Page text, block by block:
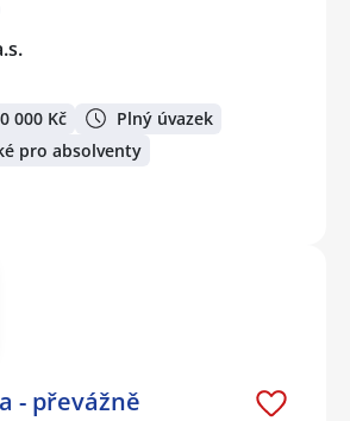
000 Kč
Plný úvazek
pro absolventy
- převážně